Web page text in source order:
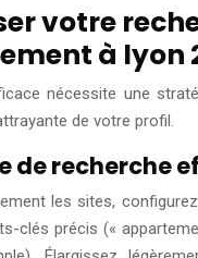
votre
à lyon
nécessite une
de votre profil.
de recherche
les sites,
clés précis («